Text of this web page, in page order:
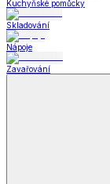
Kuchyňské pomůcky
Skladování
Nápoje
Zavařování